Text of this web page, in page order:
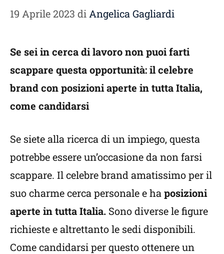
19 Aprile 2023 di Angelica Gagliardi
Se sei in cerca di lavoro non puoi farti
scappare questa opportunità: il celebre
brand con posizioni aperte in tutta Italia,
come candidarsi
Se siete alla ricerca di un impiego, questa
potrebbe essere un’occasione da non farsi
scappare. Il celebre brand amatissimo per il
suo charme cerca personale e ha posizioni
aperte in tutta Italia. Sono diverse le figure
richieste e altrettanto le sedi disponibili.
Come candidarsi per questo ottenere un